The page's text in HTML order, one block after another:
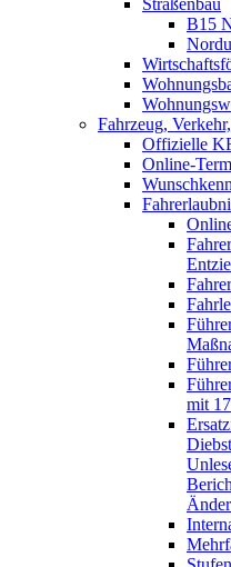
Straßenbau
B15
Fahrzeug,
Offizielle
Online-
mit 17